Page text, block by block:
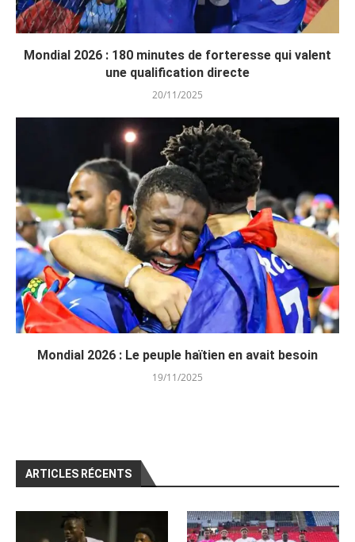
Mondial 2026 : 180 minutes de forteresse qui valent
une qualification directe
20/11/2025
Mondial 2026 : Le peuple haïtien en avait besoin
19/11/2025
ARTICLES RÉCENTS